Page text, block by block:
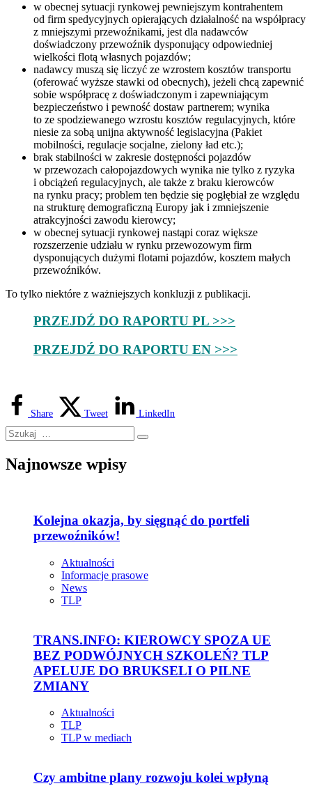
w obecnej sytuacji rynkowej pewniejszym kontrahentem
od firm spedycyjnych opierających działalność na współpracy
z mniejszymi przewoźnikami, jest dla nadawców
doświadczony przewoźnik dysponujący odpowiedniej
wielkości flotą własnych pojazdów;
nadawcy muszą się liczyć ze wzrostem kosztów transportu
(oferować wyższe stawki od obecnych), jeżeli chcą zapewnić
sobie współpracę z doświadczonym i zapewniającym
bezpieczeństwo i pewność dostaw partnerem; wynika
to ze spodziewanego wzrostu kosztów regulacyjnych, które
niesie za sobą unijna aktywność legislacyjna (Pakiet
mobilności, regulacje socjalne, zielony ład etc.);
brak stabilności w zakresie dostępności pojazdów
w przewozach całopojazdowych wynika nie tylko z ryzyka
i obciążeń regulacyjnych, ale także z braku kierowców
na rynku pracy; problem ten będzie się pogłębiał ze względu
na strukturę demograficzną Europy jak i zmniejszenie
atrakcyjności zawodu kierowcy;
w obecnej sytuacji rynkowej nastąpi coraz większe
rozszerzenie udziału w rynku przewozowym firm
dysponujących dużymi flotami pojazdów, kosztem małych
przewoźników.
To tylko niektóre z ważniejszych konkluzji z publikacji.
PRZEJDŹ DO RAPORTU PL >>>
PRZEJDŹ DO RAPORTU EN >>>
Share Tweet LinkedIn
Najnowsze wpisy
Kolejna okazja, by sięgnąć do portfeli
przewoźników!
Aktualności
Informacje prasowe
News
TLP
TRANS.INFO: KIEROWCY SPOZA UE
BEZ PODWÓJNYCH SZKOLEŃ? TLP
APELUJE DO BRUKSELI O PILNE
ZMIANY
Aktualności
TLP
TLP w mediach
Czy ambitne plany rozwoju kolei wpłyną